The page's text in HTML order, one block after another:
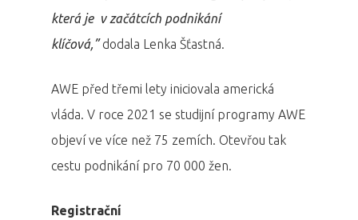
která je v začátcích podnikání
klíčová,”dodala Lenka Šťastná.
AWE před třemi lety iniciovala americká
vláda. V roce 2021 se studijní programy AWE
objeví ve více než 75 zemích. Otevřou tak
cestu podnikání pro 70 000 žen.
Registrační